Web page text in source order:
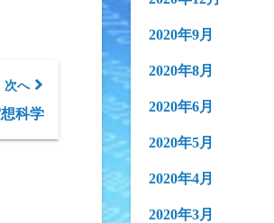
次へ
科学
2020年9月
2020年8月
2020年6月
2020年5月
2020年4月
2020年3月